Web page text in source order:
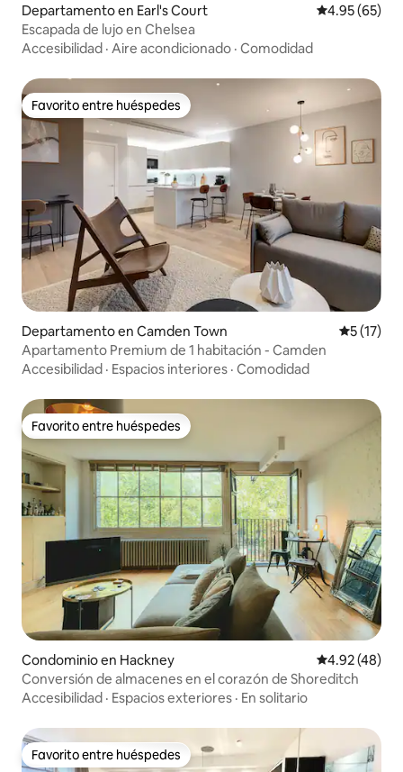
Departamento en Earl's Court Calificación
4.95 (65)
Escapada de lujo en Chelsea
Accesibilidad · Aire acondicionado · Comodidad
Favorito entre huéspedes
Favorito entre huéspedes
Departamento en Camden Town
5 (17)
Apartamento Premium de 1 habitación - Camden
Accesibilidad · Espacios interiores · Comodidad
Favorito entre huéspedes
Favorito entre huéspedes
Condominio en Hackney Calificación
4.92 (48)
Conversión de almacenes en el corazón de Shoreditch
Accesibilidad · Espacios exteriores · En solitario
Favorito entre huéspedes
Favorito entre huéspedes